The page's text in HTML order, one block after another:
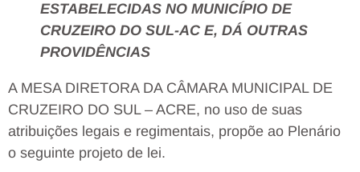
ESTABELECIDAS NO MUNICÍPIO DE
CRUZEIRO DO SUL-AC E, DÁ OUTRAS
PROVIDÊNCIAS
A MESA DIRETORA DA CÂMARA MUNICIPAL DE
CRUZEIRO DO SUL – ACRE, no uso de suas
atribuições legais e regimentais, propõe ao Plenário
o seguinte projeto de lei.